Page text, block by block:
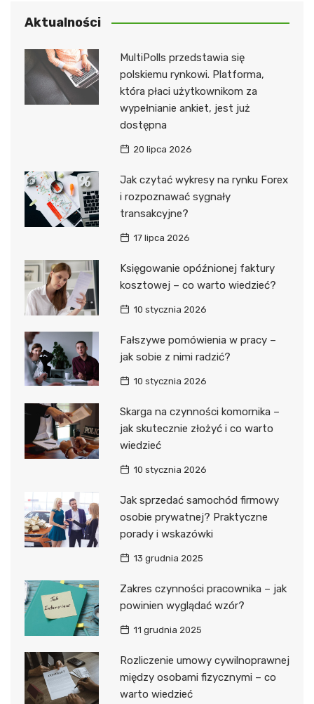
Aktualności
MultiPolls przedstawia się
polskiemu rynkowi. Platforma,
która płaci użytkownikom za
wypełnianie ankiet, jest już
dostępna
20 lipca 2026
Jak czytać wykresy na rynku Forex
i rozpoznawać sygnały
transakcyjne?
17 lipca 2026
Księgowanie opóźnionej faktury
kosztowej – co warto wiedzieć?
10 stycznia 2026
Fałszywe pomówienia w pracy –
jak sobie z nimi radzić?
10 stycznia 2026
Skarga na czynności komornika –
jak skutecznie złożyć i co warto
wiedzieć
10 stycznia 2026
Jak sprzedać samochód firmowy
osobie prywatnej? Praktyczne
porady i wskazówki
13 grudnia 2025
Zakres czynności pracownika – jak
powinien wyglądać wzór?
11 grudnia 2025
Rozliczenie umowy cywilnoprawnej
między osobami fizycznymi – co
warto wiedzieć